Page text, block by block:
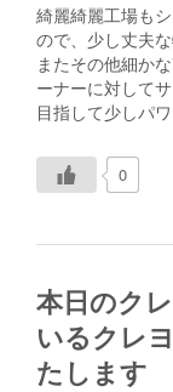
綺麗綺麗工場も
ので、少し丈夫
またその他細か
ーナーに対して
目指して少しパ
0
本日のク
いるクレ
たします